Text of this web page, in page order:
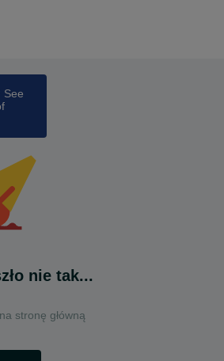
See
nie tak...
stronę główną